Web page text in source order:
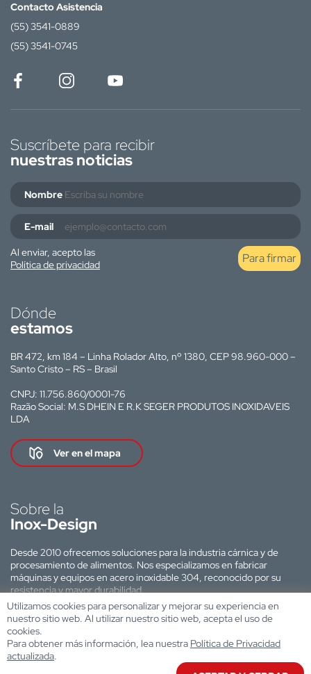
Contacto Asistencia
(55) 3541-0889
(55) 3541-0745
Suscríbete para recibir
nuestras noticias
Nombre
E-mail
Al enviar, acepto las
Política de privacidad
Para firmar
Dónde
estamos
BR 472, km 184 – Linha Rolador Alto, nº 1380, CEP 98.960-000 –
Santo Cristo – RS – Brasil
CNPJ: 11.756.860/0001-76
Razão Social: M.S DHEIN E R.K SEGER PRODUTOS INOXIDAVEIS
LDA
Ver en el mapa
Sobre la
Inox-Design
Desde 2010 ofrecemos soluciones para la industria cárnica y de
procesamiento de alimentos. Nos especializamos en fabricar
máquinas y equipos en acero inoxidable 304, reconocido por su
resistencia y mayor durabilidad.
Sitio web desarrollado por:
Utilizamos cookies para personalizar y mejorar su experiencia en
nuestro sitio web. Al utilizar nuestro sitio web, acepta el uso de
cookies.
Para obtener más información, lea nuestra Política de Privacidad
actualizada.